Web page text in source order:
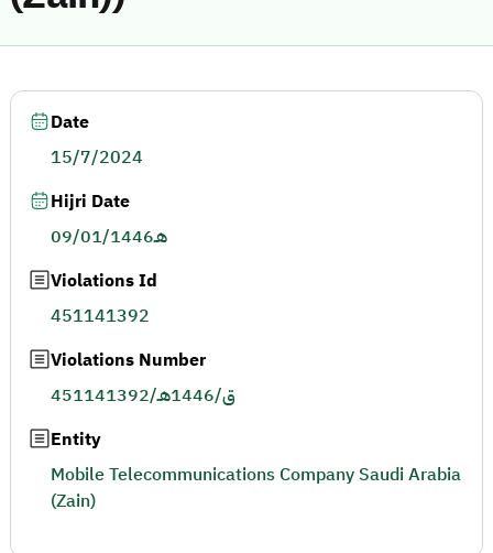
Date
15/7/2024
Hijri Date
09/01/1446هـ
Violations Id
451141392
Violations Number
451141392/ق/1446هـ
Entity
Mobile Telecommunications Company Saudi Arabia
(Zain)